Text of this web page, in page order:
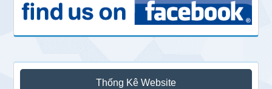
Thống Kê Website